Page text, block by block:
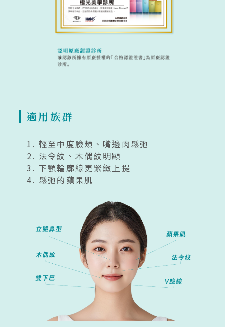
適用族群
輕至中度臉頰、嘴邊肉鬆弛
法令紋、木偶紋明顯
下顎輪廓線更緊緻上提
鬆弛的蘋果肌